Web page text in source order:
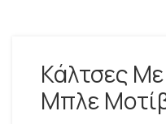
Κάλτσες Με
Μπλε